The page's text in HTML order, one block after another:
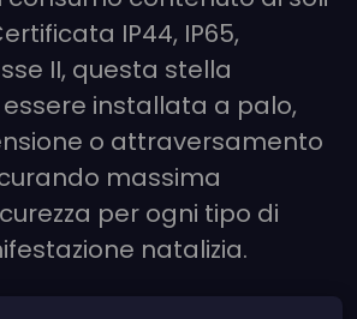
IP44, IP65,
II, questa stella
installata a palo,
o attraversamento
massima
per ogni tipo di
natalizia.